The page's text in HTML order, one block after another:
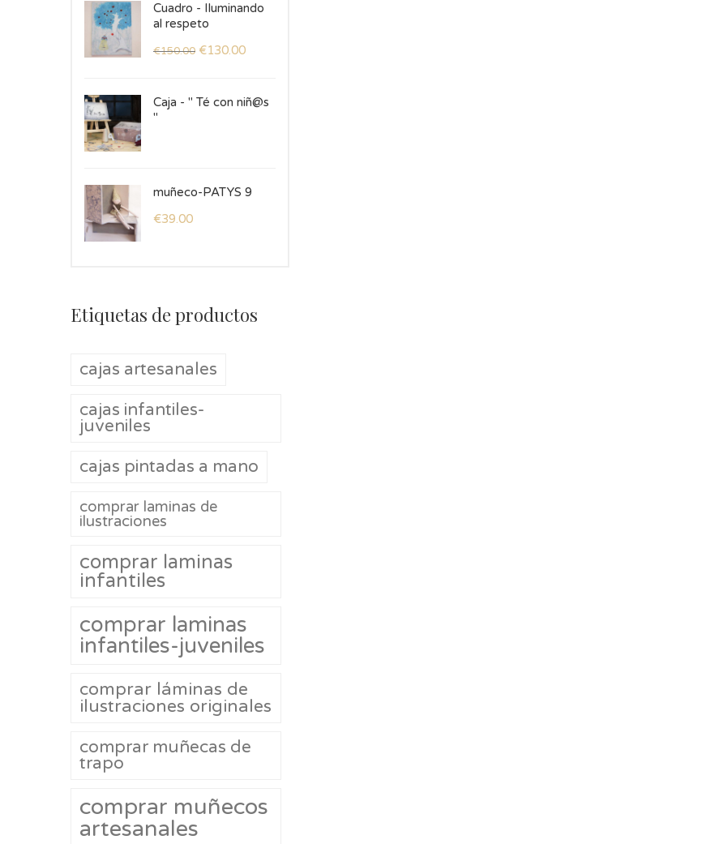
Cuadro - Iluminando
al respeto
€150.00 €130.00
Caja - " Té con niñ@s
"
muñeco-PATYS 9
€39.00
Etiquetas de productos
cajas artesanales
cajas infantiles-
juveniles
cajas pintadas a mano
comprar laminas de
ilustraciones
comprar laminas
infantiles
comprar laminas
infantiles-juveniles
comprar láminas de
ilustraciones originales
comprar muñecas de
trapo
comprar muñecos
artesanales